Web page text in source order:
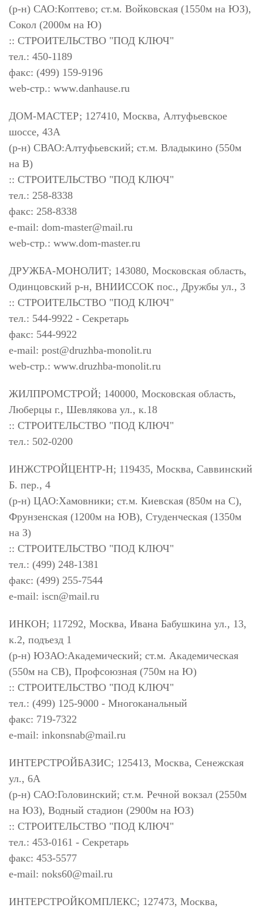
(р-н) САО:Коптево; ст.м. Войковская (1550м на ЮЗ),
Сокол (2000м на Ю)
:: СТРОИТЕЛЬСТВО "ПОД КЛЮЧ"
тел.: 450-1189
факс: (499) 159-9196
web-стр.: www.danhause.ru
ДОМ-МАСТЕР; 127410, Москва, Алтуфьевское
шоссе, 43А
(р-н) СВАО:Алтуфьевский; ст.м. Владыкино (550м
на В)
:: СТРОИТЕЛЬСТВО "ПОД КЛЮЧ"
тел.: 258-8338
факс: 258-8338
e-mail: dom-master@mail.ru
web-стр.: www.dom-master.ru
ДРУЖБА-МОНОЛИТ; 143080, Московская область,
Одинцовский р-н, ВНИИССОК пос., Дружбы ул., 3
:: СТРОИТЕЛЬСТВО "ПОД КЛЮЧ"
тел.: 544-9922 - Секретарь
факс: 544-9922
e-mail: post@druzhba-monolit.ru
web-стр.: www.druzhba-monolit.ru
ЖИЛПРОМСТРОЙ; 140000, Московская область,
Люберцы г., Шевлякова ул., к.18
:: СТРОИТЕЛЬСТВО "ПОД КЛЮЧ"
тел.: 502-0200
ИНЖСТРОЙЦЕНТР-Н; 119435, Москва, Саввинский
Б. пер., 4
(р-н) ЦАО:Хамовники; ст.м. Киевская (850м на С),
Фрунзенская (1200м на ЮВ), Студенческая (1350м
на З)
:: СТРОИТЕЛЬСТВО "ПОД КЛЮЧ"
тел.: (499) 248-1381
факс: (499) 255-7544
e-mail: iscn@mail.ru
ИНКОН; 117292, Москва, Ивана Бабушкина ул., 13,
к.2, подъезд 1
(р-н) ЮЗАО:Академический; ст.м. Академическая
(550м на СВ), Профсоюзная (750м на Ю)
:: СТРОИТЕЛЬСТВО "ПОД КЛЮЧ"
тел.: (499) 125-9000 - Многоканальный
факс: 719-7322
e-mail: inkonsnab@mail.ru
ИНТЕРСТРОЙБАЗИС; 125413, Москва, Сенежская
ул., 6А
(р-н) САО:Головинский; ст.м. Речной вокзал (2550м
на ЮЗ), Водный стадион (2900м на ЮЗ)
:: СТРОИТЕЛЬСТВО "ПОД КЛЮЧ"
тел.: 453-0161 - Секретарь
факс: 453-5577
e-mail: noks60@mail.ru
ИНТЕРСТРОЙКОМПЛЕКС; 127473, Москва,